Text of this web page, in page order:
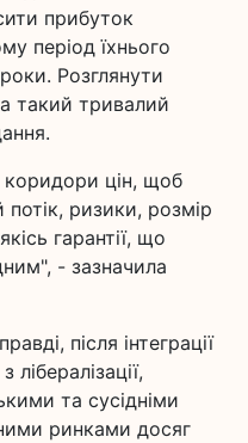
прибуток
період їхнього
Розглянути
такий тривалий
коридори цін, щоб
ризики, розмір
гарантії, що
- зазначила
після інтеграції
та сусідніми
ринками досяг